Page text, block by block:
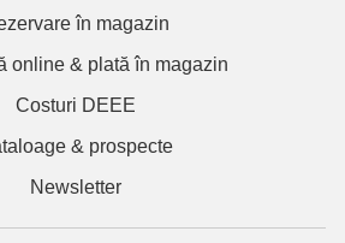
în magazin
online & plată în magazin
Costuri DEEE
& prospecte
Newsletter